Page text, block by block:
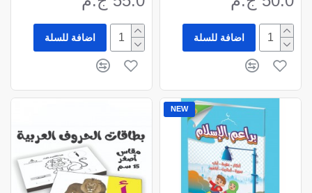
اضافة للسلة اضافة للسلة
NEW